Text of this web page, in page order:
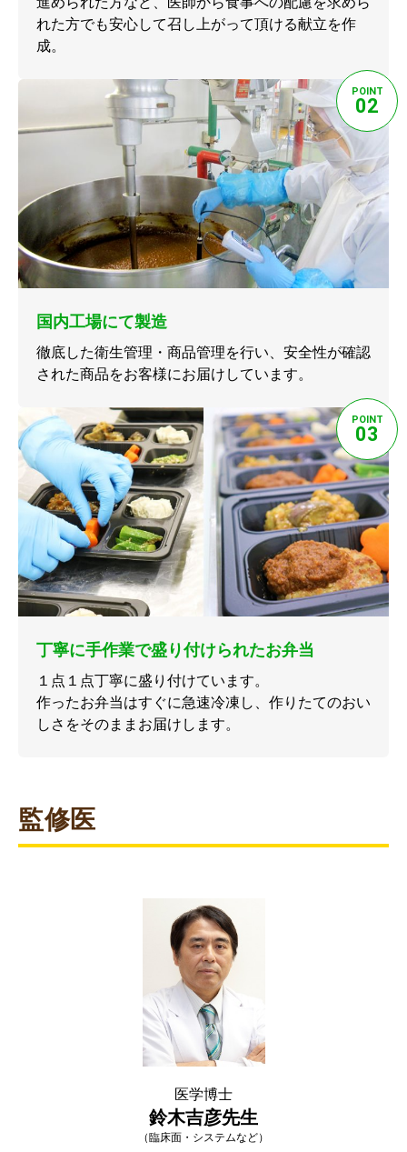
れた方でも安心して召し上がって頂ける献立を作
成。
POINT
02
国内工場にて製造
徹底した衛生管理・商品管理を行い、安全性が確認
された商品をお客様にお届けしています。
POINT
03
丁寧に手作業で盛り付けられたお弁当
１点１点丁寧に盛り付けています。
作ったお弁当はすぐに急速冷凍し、作りたてのおい
しさをそのままお届けします。
監修医
医学博士
鈴木吉彦先生
（臨床面・システムなど）